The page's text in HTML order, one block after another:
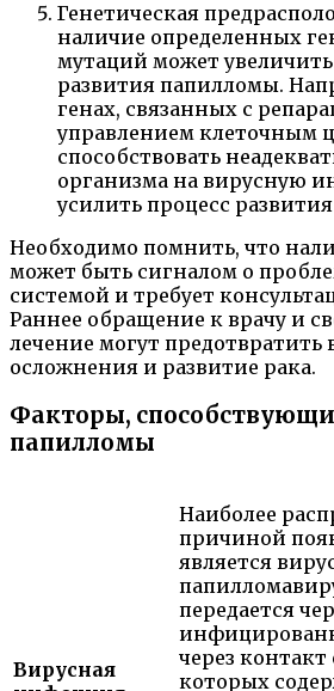
Генетическая
наличие определенных
мутаций может
развития папилломы.
генах, связанных с
управлением клеточным
способствовать
организма на вирусную
усилить процесс
Необходимо помнить, что
может быть сигналом о
системой и требует
Раннее обращение к врачу и
лечение могут
осложнения и развитие рака.
Факторы,
папилломы
Вирусная
Наиболее
причиной
является
передается
через
которых